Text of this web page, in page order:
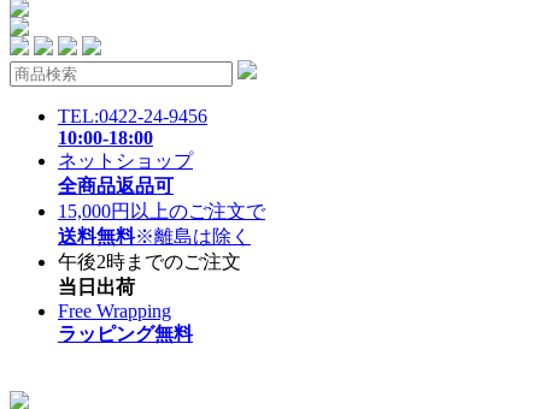
TEL:0422-24-9456
10:00-18:00
ネットショップ
全商品返品可
15,000円以上のご注文で
送料無料※離島は除く
午後2時までのご注文
当日出荷
Free Wrapping
ラッピング無料